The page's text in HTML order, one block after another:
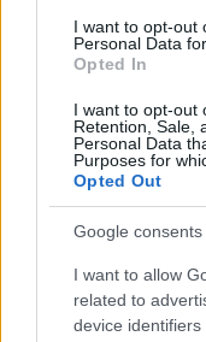
I want to opt-out
Personal Data
Opted In
I want to opt-out
Retention, Sale,
Personal Data
Purposes for
Opted Out
Google consents
I want to allow
related to
device identifiers
metálos?
dankógábor•2017.